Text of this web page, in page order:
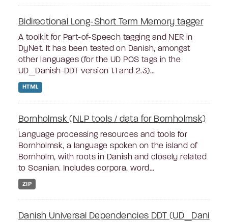
Bidirectional Long-Short Term Memory tagger
A toolkit for Part-of-Speech tagging and NER in
DyNet. It has been tested on Danish, amongst
other languages (for the UD POS tags in the
UD_Danish-DDT version 1.1 and 2.3)...
HTML
Bornholmsk (NLP tools / data for Bornholmsk)
Language processing resources and tools for
Bornholmsk, a language spoken on the island of
Bornholm, with roots in Danish and closely related
to Scanian. Includes corpora, word...
ZIP
Danish Universal Dependencies DDT (UD_Dani